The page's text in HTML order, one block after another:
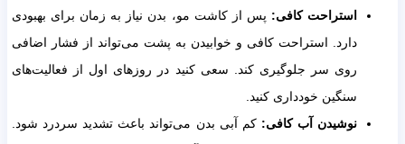
استراحت کافی: پس از کاشت مو، بدن نیاز به زمان برای بهبودی
دارد. استراحت کافی و خوابیدن به پشت می‌تواند از فشار اضافی
روی سر جلوگیری کند. سعی کنید در روزهای اول از فعالیت‌های
سنگین خودداری کنید.
نوشیدن آب کافی: کم آبی بدن می‌تواند باعث تشدید سردرد شود.